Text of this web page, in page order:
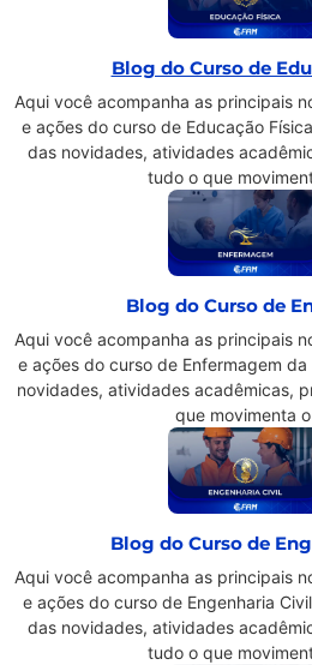
Blog do Curso de
Aqui você acompanha as principais
e ações do curso de Educação
das novidades, atividades
tudo o que
Blog do Curso de
Aqui você acompanha as principais
e ações do curso de Enfermagem
novidades, atividades acadêmicas,
que movimenta
Blog do Curso de
Aqui você acompanha as principais
e ações do curso de Engenharia
das novidades, atividades
tudo o que